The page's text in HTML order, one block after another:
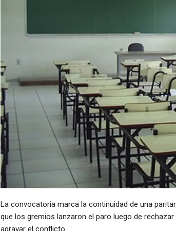
La convocatoria marca la continuidad de una
que los gremios lanzaron el paro luego de
agravar el conflicto.